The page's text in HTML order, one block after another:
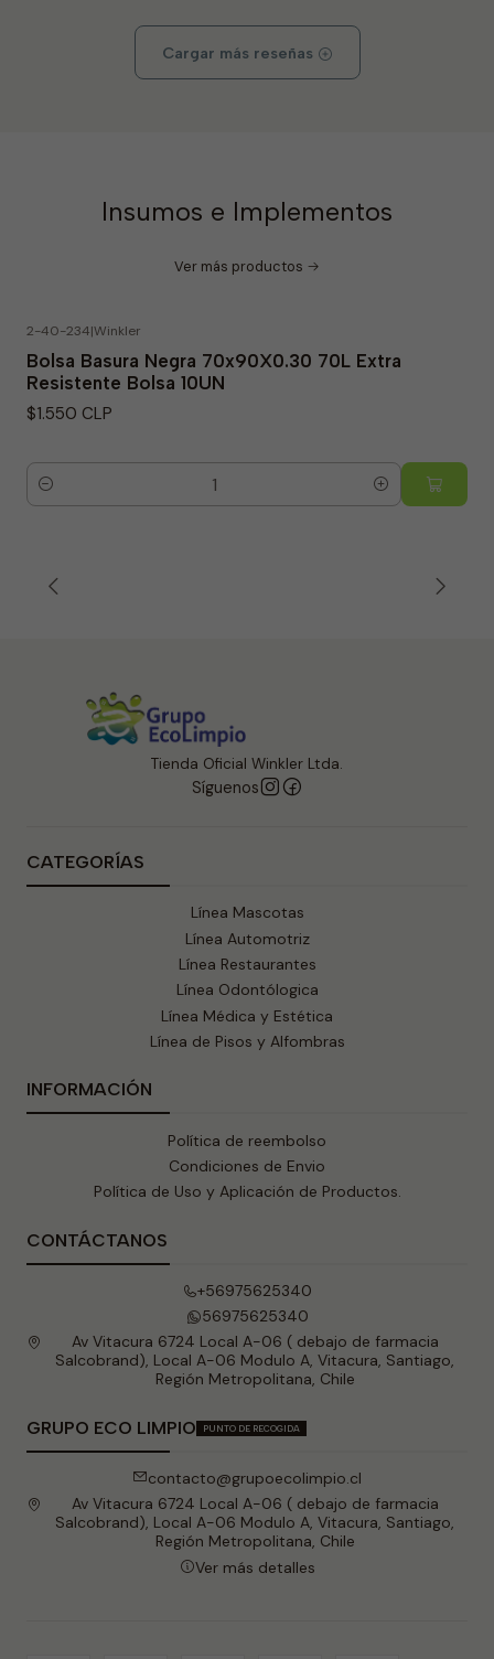
Cargar más reseñas
Insumos e Implementos
Ver más productos
2-40-234|Winkler
Bolsa Basura Negra 70x90X0.30 70L Extra
Resistente Bolsa 10UN
$1.550 CLP
Cantidad
Tienda Oficial Winkler Ltda.
Síguenos
CATEGORÍAS
Línea Mascotas
Línea Automotriz
Línea Restaurantes
Línea Odontólogica
Línea Médica y Estética
Línea de Pisos y Alfombras
INFORMACIÓN
Política de reembolso
Condiciones de Envio
Política de Uso y Aplicación de Productos.
CONTÁCTANOS
+56975625340
56975625340
Av Vitacura 6724 Local A-06 ( debajo de farmacia
Salcobrand), Local A-06 Modulo A, Vitacura, Santiago,
Región Metropolitana, Chile
GRUPO ECO LIMPIO PUNTO DE RECOGIDA
contacto@grupoecolimpio.cl
Av Vitacura 6724 Local A-06 ( debajo de farmacia
Salcobrand), Local A-06 Modulo A, Vitacura, Santiago,
Región Metropolitana, Chile
Ver más detalles